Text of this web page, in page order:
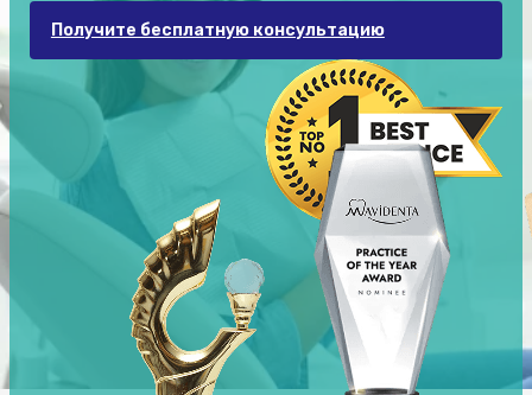
Получите бесплатную консультацию